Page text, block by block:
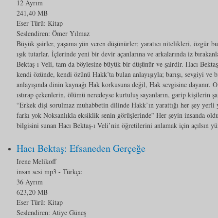
12 Ayrım
241,40 MB
Eser Türü: Kitap
Seslendiren: Ömer Yılmaz
Büyük şairler, yaşama yön veren düşünürler; yaratıcı nitelikleri, özgür
ışık tutarlar. İçlerinde yeni bir devir açanlarına ve arkalarında iz
Bektaş-ı Veli, tam da böylesine büyük bir düşünür ve şairdir. Hacı
kendi özünde, kendi özünü Hakk’ta bulan anlayışıyla; barışı, sevgiyi
anlayışında dinin kaynağı Hak korkusuna değil, Hak sevgisine dayanır.
ıstırap çekenlerin, ölümü neredeyse kurtuluş sayanların, garip kişilerin
“Erkek dişi sorulmaz muhabbetin dilinde Hakk’ın yarattığı her şey yerli
farkı yok Noksanlıkla eksiklik senin görüşlerinde” Her şeyin insanda
bilgisini sunan Hacı Bektaş-ı Veli’nin öğretilerini anlamak için açılsın
Hacı Bektaş: Efsaneden Gerçeğe
Irene Melikoff
insan sesi mp3 - Türkçe
36 Ayrım
623,20 MB
Eser Türü: Kitap
Seslendiren: Atiye Güneş